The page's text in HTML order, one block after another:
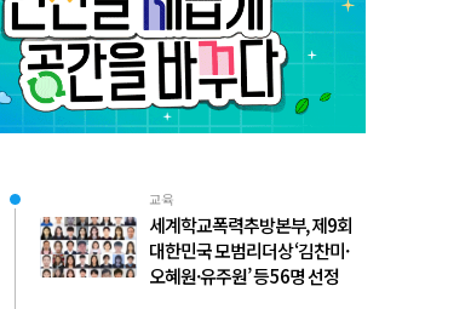
교육
세계학교폭력추방본부, 제9회
대한민국 모범리더상 ‘김찬미·
오혜원·유주원’ 등 56명 선정